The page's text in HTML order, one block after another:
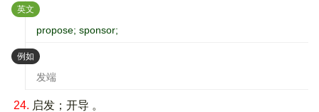
英文 ：
propose; sponsor;
例如 ：
发端
24. 启发；开导 。